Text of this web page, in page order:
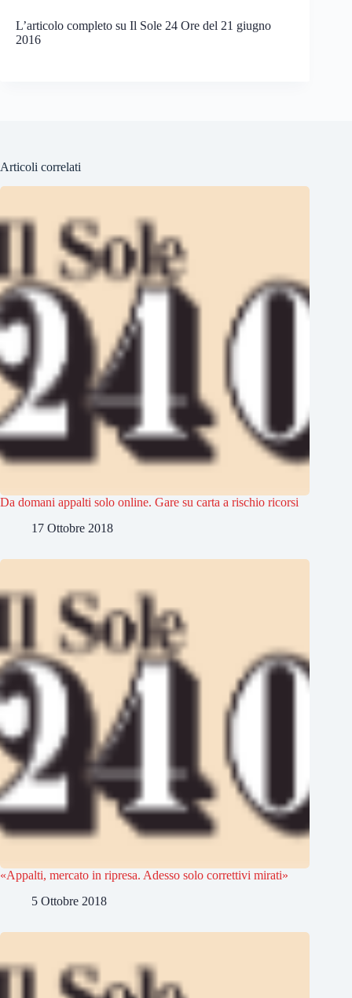
L’articolo completo su Il Sole 24 Ore del 21 giugno
2016
Articoli correlati
Da domani appalti solo online. Gare su carta a rischio ricorsi
17 Ottobre 2018
«Appalti, mercato in ripresa. Adesso solo correttivi mirati»
5 Ottobre 2018